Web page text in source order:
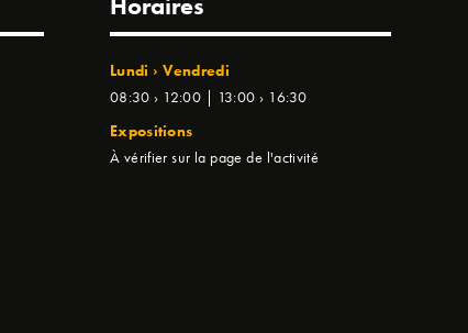
Lundi › Vendredi
08:30 › 12:00 | 13:00 › 16:30
Expositions
À vérifier sur la page de l'activité